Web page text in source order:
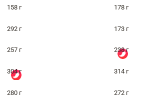
158 г 178 г
292 г 173 г
257 г 238 г
304 г 314 г
280 г 272 г